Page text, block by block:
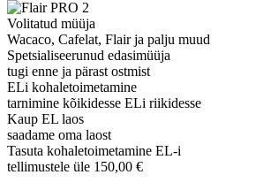
Volitatud müüja
Wacaco, Cafelat, Flair ja palju muud
Spetsialiseerunud edasimüüja
tugi enne ja pärast ostmist
ELi kohaletoimetamine
tarnimine kõikidesse ELi riikidesse
Kaup EL laos
saadame oma laost
Tasuta kohaletoimetamine EL-i
tellimustele üle 150,00 €